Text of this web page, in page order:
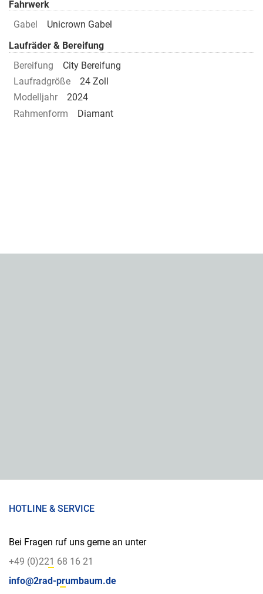
Fahrwerk
Gabel
Unicrown Gabel
Laufräder & Bereifung
Bereifung
City Bereifung
Laufradgröße
24 Zoll
Modelljahr
2024
Rahmenform
Diamant
HOTLINE & SERVICE
Bei Fragen ruf uns gerne an unter
+49 (0)221 68 16 21
info@2rad-prumbaum.de